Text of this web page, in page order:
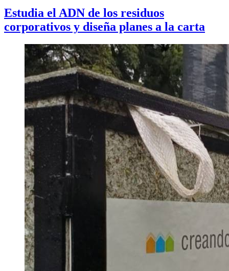
Estudia el ADN de los residuos
corporativos y diseña planes a la carta